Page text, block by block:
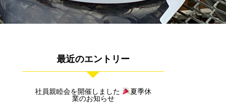
最近のエントリー
社員親睦会を開催しました
夏季休
業のお知らせ